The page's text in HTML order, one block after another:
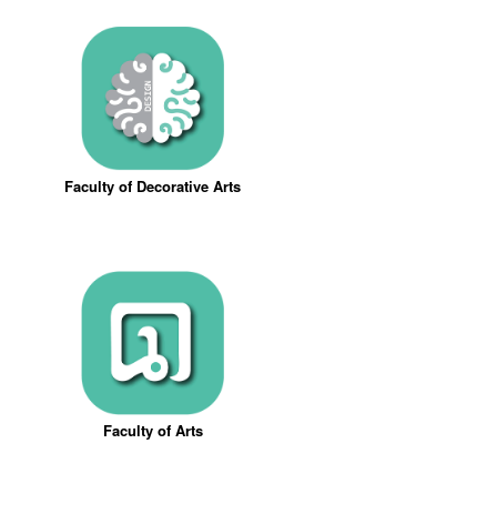
Faculty of Decorative Arts
Faculty of Arts